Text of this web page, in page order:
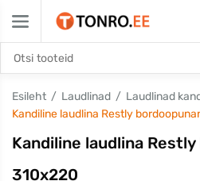
Esileht Laudlinad
Laudlinad
Kandiline laudlina Restly
Kandiline laudlina
310x220